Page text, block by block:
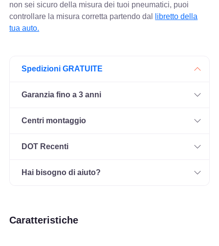
non sei sicuro della misura dei tuoi pneumatici, puoi
controllare la misura corretta partendo dal
libretto della
tua auto.
Spedizioni GRATUITE
Garanzia fino a 3 anni
Centri montaggio
DOT Recenti
Hai bisogno di aiuto?
Caratteristiche